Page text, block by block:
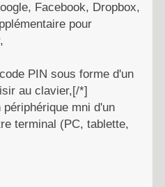
Facebook, Dropbox,
pour
PIN sous forme d'un
au clavier,[/*]
mni d'un
terminal (PC, tablette,